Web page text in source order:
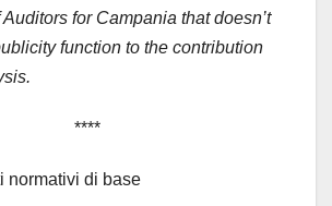
for Campania that doesn’t
function to the contribution
****
normativi di base